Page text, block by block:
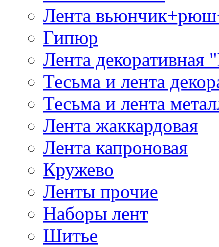
Лента
Гипюр
Лента декоративная
Тесьма и лента
Тесьма и лента
Лента жаккардовая
Лента капроновая
Кружево
Ленты прочие
Наборы лент
Шитье